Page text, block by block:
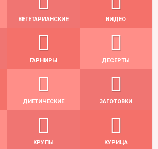
ВЕГЕТАРИАНСКИЕ ВИДЕО
ГАРНИРЫ ДЕСЕРТЫ
ДИЕТИЧЕСКИЕ ЗАГОТОВКИ
КРУПЫ КУРИЦА